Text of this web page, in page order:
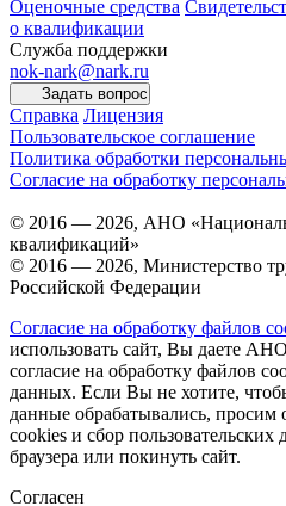
Оценочные средства
о квалификации
Служба поддержки
nok-nark@nark.ru
Задать вопрос
Справка Лицензия
Пользовательское соглашение
Политика обработки
Согласие на обработку
© 2016 — 2026, АНО
квалификаций»
© 2016 — 2026, Министерство
Российской Федерации
Согласие на обработку файлов
использовать сайт, Вы даете
согласие на обработку файлов
данных. Если Вы не хотите,
данные обрабатывались, просим
cookies и сбор
браузера или покинуть сайт.
Согласен